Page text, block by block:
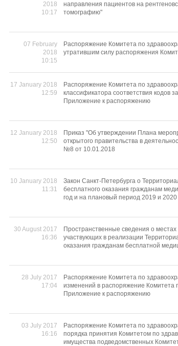
2018
10:17
направления пациентов на
томографию"
07 February
2018
10:15
Распоряжение Комитета по
утратившим силу распоряжения
17 January 2018
12:59
Распоряжение Комитета по
классификатора соответствия кодов
Приложение к распоряжению
12 January 2018
12:50
Приказ "Об утверждении Плана
открытого правительства в
№8 от 10.01.2018
10 January 2018
11:31
Закон Санкт-Петербурга о
бесплатного оказания гражданам
год и на плановый период 2019 и 2020
30 August 2017
16:36
Пространственные сведения о
участвующих в реализации
оказания гражданам бесплатной
28 July 2017
17:04
Распоряжение Комитета по
изменений в распоряжение
Приложение к распоряжению
03 July 2017
16:16
Распоряжение Комитета по
порядка принятия Комитетом по
имущества подведомственных